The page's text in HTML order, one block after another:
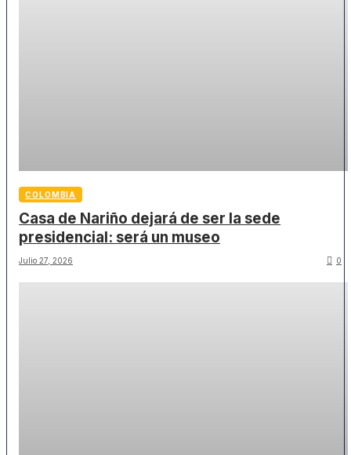
COLOMBIA
Casa de Nariño dejará de ser la sede
presidencial: será un museo
Julio 27, 2026 0